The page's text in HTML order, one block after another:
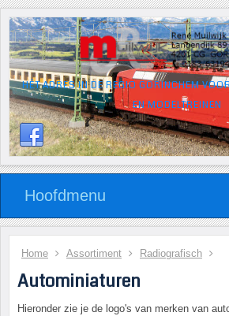
HÉT ADRES IN DE REGIO GORINCHEM
EN MODELTREINEN
Hoofdmenu
Home Assortiment Radiografisch
Autominiaturen
Hieronder zie je de logo's van merken van